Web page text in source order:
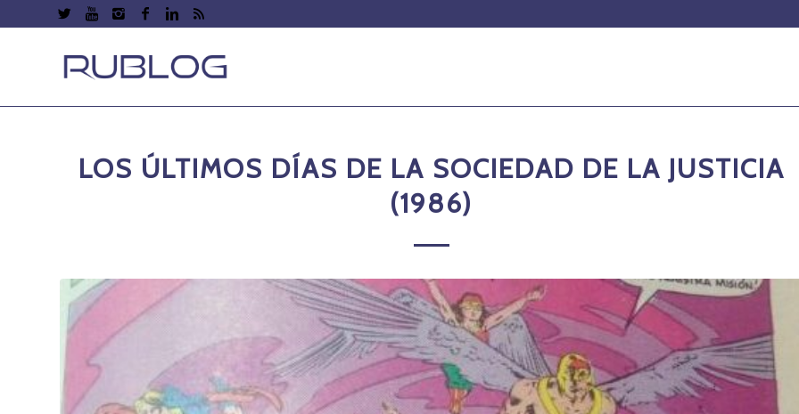
LOS ÚLTIMOS DÍAS DE LA SOCIEDAD DE LA JUSTICIA
(1986)